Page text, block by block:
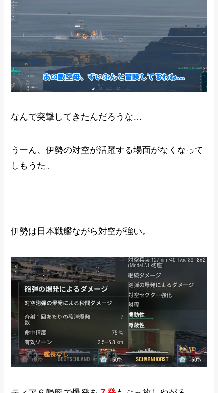
なんで突撃してきたんだろうな…
うーん、伊勢の対空が活躍する場面がなくなって
しもうた。
伊勢は日本戦艦ながら対空が強い。